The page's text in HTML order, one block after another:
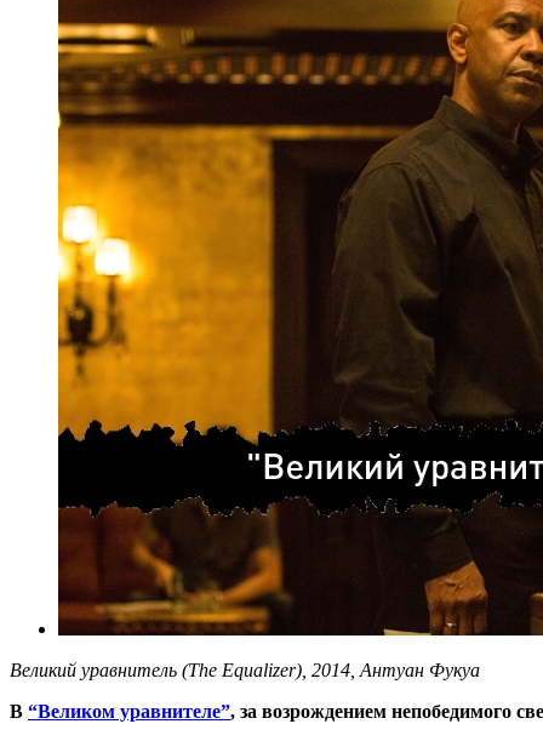
Великий уравнитель (The Equalizer), 2014, Антуан Фукуа
В “Великом уравнителе”, за возрождением непобедимого